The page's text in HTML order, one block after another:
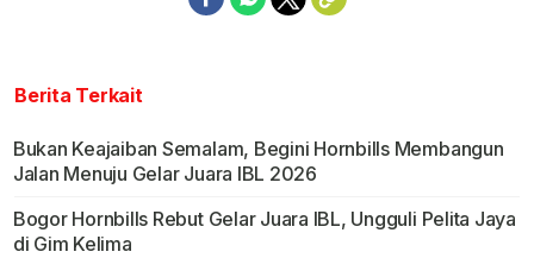
Berita Terkait
Bukan Keajaiban Semalam, Begini Hornbills Membangun
Jalan Menuju Gelar Juara IBL 2026
Bogor Hornbills Rebut Gelar Juara IBL, Ungguli Pelita Jaya
di Gim Kelima